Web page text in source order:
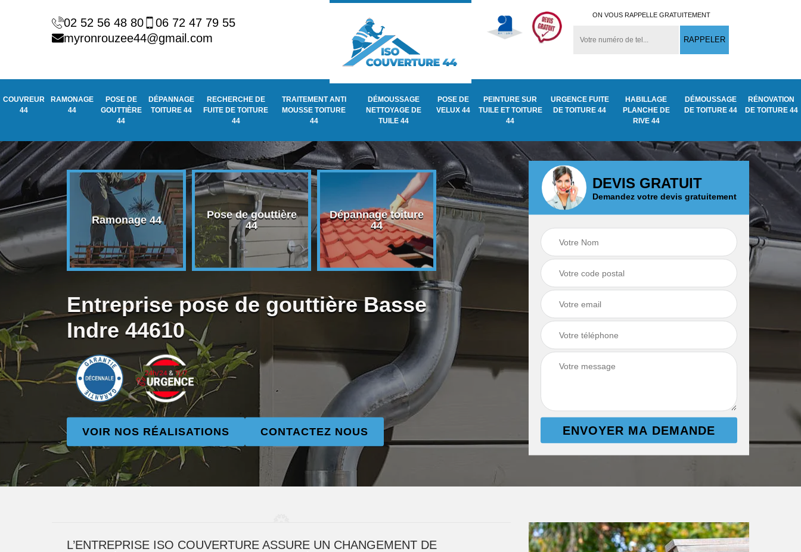
02 52 56 48 80
06 72 47 79 55
myronrouzee44@gmail.com
ON VOUS RAPPELLE GRATUITEMENT
COUVREUR
44
RAMONAGE
44
POSE DE
GOUTTIÈRE
44
DÉPANNAGE
TOITURE 44
RECHERCHE DE
FUITE DE TOITURE
44
TRAITEMENT ANTI
MOUSSE TOITURE
44
DÉMOUSSAGE
NETTOYAGE DE
TUILE 44
POSE DE
VELUX 44
PEINTURE SUR
TUILE ET TOITURE
44
URGENCE FUITE
DE TOITURE 44
HABILLAGE
PLANCHE DE
RIVE 44
DÉMOUSSAGE
DE TOITURE 44
RÉNOVATION
DE TOITURE 44
44 Ramonage 44
Pose de gouttière
44
Dépannage toiture
44
Recherche de fuite
de toiture 44
Traitement anti
Démoussage
nettoyage de tuile
44
Entreprise pose de gouttière Basse
Indre 44610
VOIR NOS RÉALISATIONS CONTACTEZ NOUS
DEVIS GRATUIT
Demandez votre devis gratuitement
L’ENTREPRISE ISO COUVERTURE ASSURE UN CHANGEMENT DE